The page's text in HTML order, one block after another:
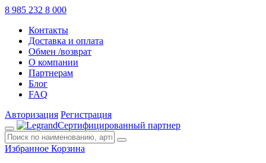
8 985 232 8 000
Контакты
Доставка и оплата
Обмен /возврат
О компании
Партнерам
Блог
FAQ
Авторизация Регистрация
Сертифицированный партнер
Избранное Корзина